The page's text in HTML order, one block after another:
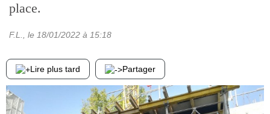
place.
F.L. , le 18/01/2022 à 15:18
Lire plus tard Partager